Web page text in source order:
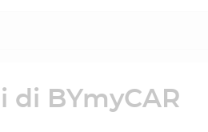
di BYmyCAR